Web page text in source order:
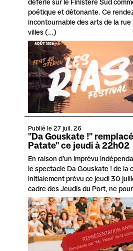
déferle sur le Finistère Sud
poétique et détonante. Ce
incontournable des arts de la
villes (…)
Publié le 27 juil. 26
"Da Gouskate !"
Patate" ce jeudi à 22h02
En raison d’un imprévu
le spectacle Da Gouskate ! de la
initialement prévu ce jeudi 30
cadre des Jeudis du Port, ne